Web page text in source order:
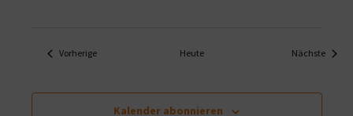
VorherigeVeranstaltungen Heute Nächste
Kalender abonnieren